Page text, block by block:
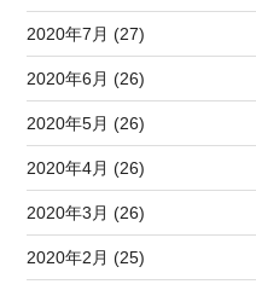
2020年7月 (27)
2020年6月 (26)
2020年5月 (26)
2020年4月 (26)
2020年3月 (26)
2020年2月 (25)